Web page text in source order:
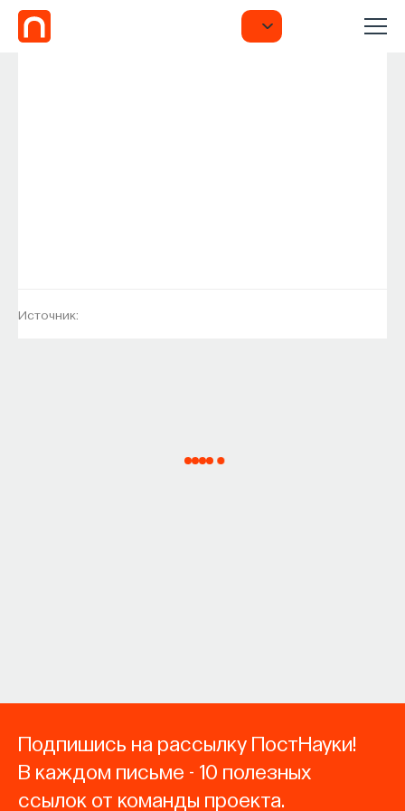
Источник:
Подпишись на рассылку ПостНауки!
В каждом письме - 10 полезных
ссылок от команды проекта.